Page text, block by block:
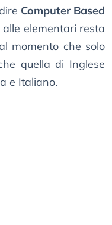
Computer Based
elementari resta
momento che solo
quella di Inglese
e Italiano.